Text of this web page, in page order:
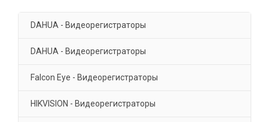
DAHUA - Видеорегистраторы
DAHUA - Видеорегистраторы
Falcon Eye - Видеорегистраторы
HIKVISION - Видеорегистраторы